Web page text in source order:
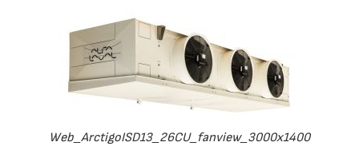
Web_ArctigoISD13_26CU_fanview_3000x1400